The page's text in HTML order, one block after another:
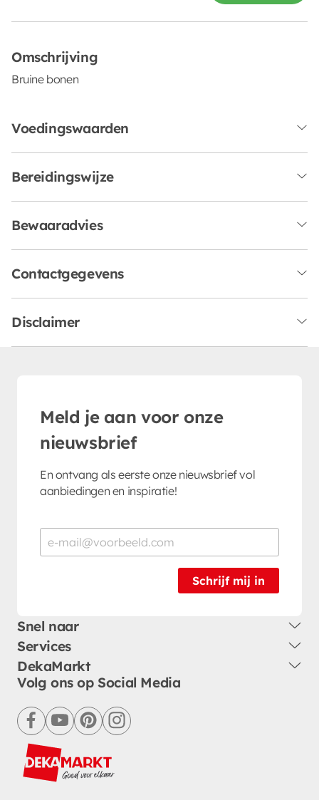
Omschrijving
Bruine bonen
Voedingswaarden
Bereidingswijze
Bewaaradvies
Contactgegevens
Disclaimer
Meld je aan voor onze
nieuwsbrief
En ontvang als eerste onze nieuwsbrief vol
aanbiedingen en inspiratie!
Schrijf mij in
Snel naar
Services
DekaMarkt
Volg ons op Social Media
facebookyoutubepinterestinstagram